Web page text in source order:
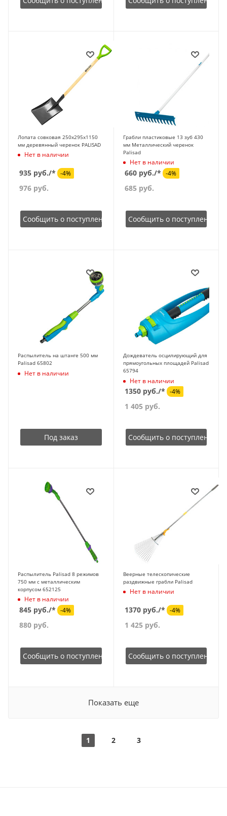
Лопата совковая 250х295х1150
мм деревянный черенок PALISAD
Нет в наличии
935 руб./* -4%
976 руб.
Сообщить о поступлении
Грабли пластиковые 13 зуб 430
мм Металлический черенок
Palisad
Нет в наличии
660 руб./* -4%
685руб.
Сообщить о поступлении
Распылитель на штанге 500 мм
Palisad 65802
Нет в наличии
Под заказ
Дождеватель осцилирующий для
прямоугольных площадей Palisad
65794
Нет в наличии
1350 руб./* -4%
1 405руб.
Сообщить о поступлении
Распылитель Palisad 8 режимов
750 мм с металлическим
корпусом 652125
Нет в наличии
845 руб./* -4%
880 руб.
Сообщить о поступлении
Веерные телескопические
раздвижные грабли Palisad
Нет в наличии
1370 руб./* -4%
1 425руб.
Сообщить о поступлении
Показать еще
1 2 3